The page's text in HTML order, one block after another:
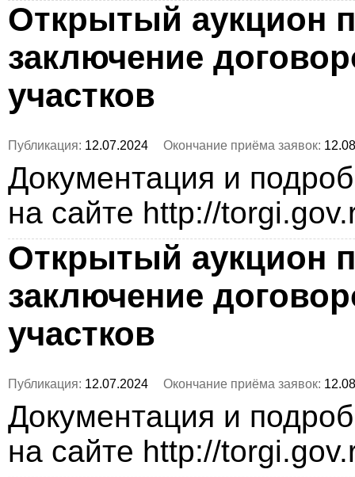
Открытый аукцион
заключение
участков
Публикация: 12.07.2024 Окончание приёма заявок:
Документация и
на сайте http://
Открытый аукцион
заключение
участков
Публикация: 12.07.2024 Окончание приёма заявок:
Документация и
на сайте http://